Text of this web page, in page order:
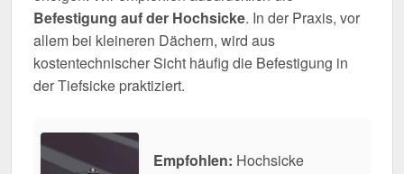
Befestigung auf der Hochsicke. In der Praxis, vor
allem bei kleineren Dächern, wird aus
kostentechnischer Sicht häufig die Befestigung in
der Tiefsicke praktiziert.
Empfohlen: Hochsicke